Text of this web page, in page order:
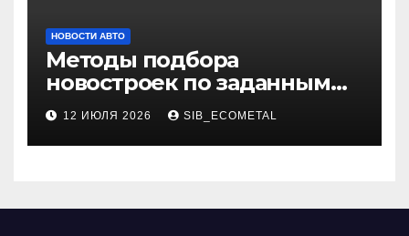
НОВОСТИ АВТО
Методы подбора
новостроек по заданным
критериям
12 ИЮЛЯ 2026 SIB_ECOMETAL